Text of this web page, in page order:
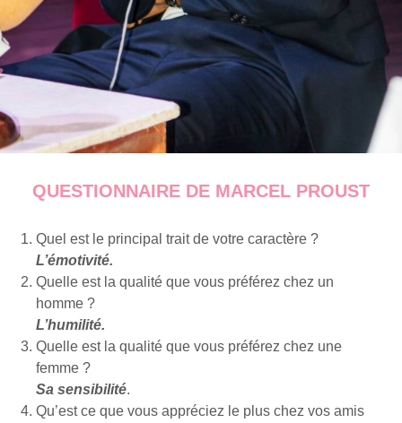
QUESTIONNAIRE DE MARCEL PROUST
Quel est le principal trait de votre caractère ?
L’émotivité.
Quelle est la qualité que vous préférez chez un
homme ?
L’humilité.
Quelle est la qualité que vous préférez chez une
femme ?
Sa sensibilité.
Qu’est ce que vous appréciez le plus chez vos amis